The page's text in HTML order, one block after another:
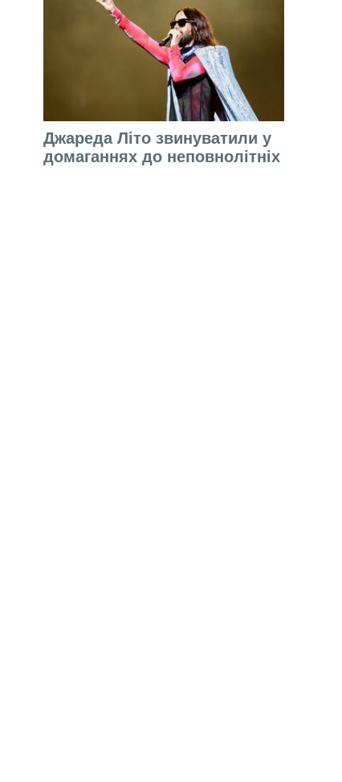
Джареда Літо звинуватили у
домаганнях до неповнолітніх